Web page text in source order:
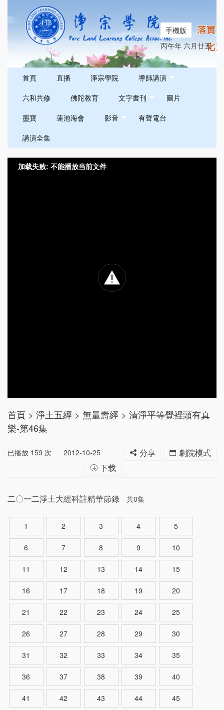
手機版
丙午年 六月廿五
首頁 直播 淨宗學院
導師講演
六和共修
佛陀教育 文字書刊
圖片
墨寶
蓮池海會 影音
有聲電台
講演全集
加载失败: 不能播放当前文件
首頁 > 淨土五經 > 無量壽經 > 清淨平等覺裡頭有真
樂-第46集
已播放 159 次 2012-10-25 劇院模式
分享
下载
二〇一二淨土大經科註精華節錄 共0集
1 2 3 4 5
6 7 8 9 10
11 12 13 14 15
16 17 18 19 20
21 22 23 24 25
26 27 28 29 30
31 32 33 34 35
36 37 38 39 40
41 42 43 44 45